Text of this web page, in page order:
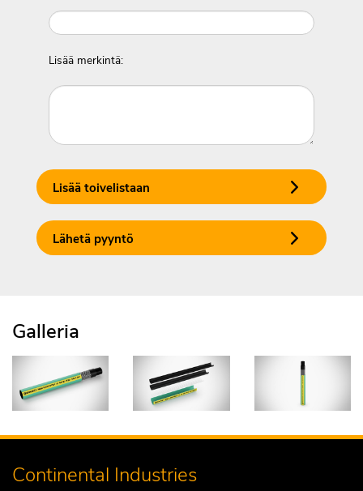
Lisää merkintä:
Lisää toivelistaan
Lähetä pyyntö
Galleria
Continental Industries